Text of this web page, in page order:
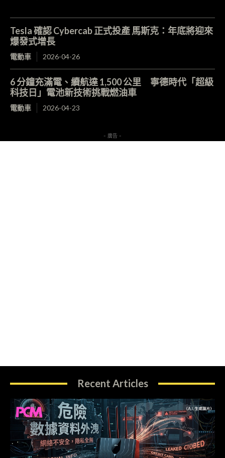
Tesla 確認 Cybercab 正式投產 馬斯克：年底將迎來
爆發式增長
電動車 2026-04-26
6 分鐘充滿電、續航達 1,500 公里 寧德時代「超級
科技日」電池新技術挑戰燃油車
電動車 2026-04-23
- 廣告 -
Recent Articles